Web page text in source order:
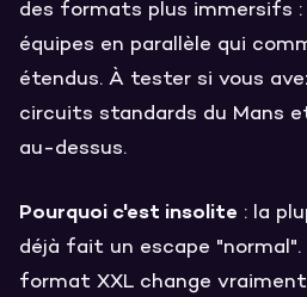
des formats plus immersifs
équipes en parallèle qui
étendus. À tester si vous
circuits standards du Mans
au-dessus.
Pourquoi c'est insolite : la
déjà fait un escape "normal".
format XXL change